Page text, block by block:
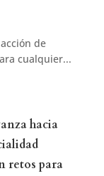
de
cualquier...
hacia
retos para